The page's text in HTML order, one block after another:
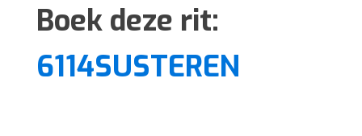
Boek deze rit:
6114SUSTEREN